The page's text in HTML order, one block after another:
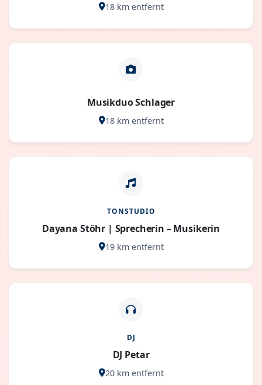
18 km entfernt
Musikduo Schlager
18 km entfernt
TONSTUDIO
Dayana Stöhr | Sprecherin – Musikerin
19 km entfernt
DJ
DJ Petar
20 km entfernt